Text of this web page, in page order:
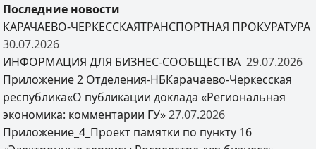
Последние новости
КАРАЧАЕВО-ЧЕРКЕССКАЯТРАНСПОРТНАЯ ПРОКУРАТУРА
30.07.2026
ИНФОРМАЦИЯ ДЛЯ БИЗНЕС-СООБЩЕСТВА 29.07.2026
Приложение 2 Отделения-НБКарачаево-Черкесская
республика«О публикации доклада «Региональная
экономика: комментарии ГУ» 27.07.2026
Приложение_4_Проект памятки по пункту 16